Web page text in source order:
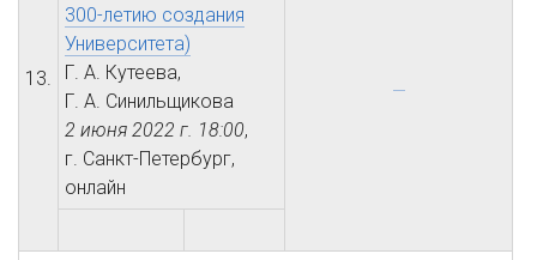
13.
300-летию создания
Университета)
Г. А. Кутеева,
Г. А. Синильщикова
2 июня 2022 г. 18:00,
г. Санкт-Петербург,
онлайн